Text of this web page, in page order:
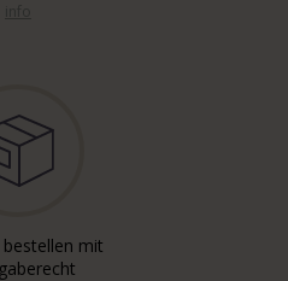
mit